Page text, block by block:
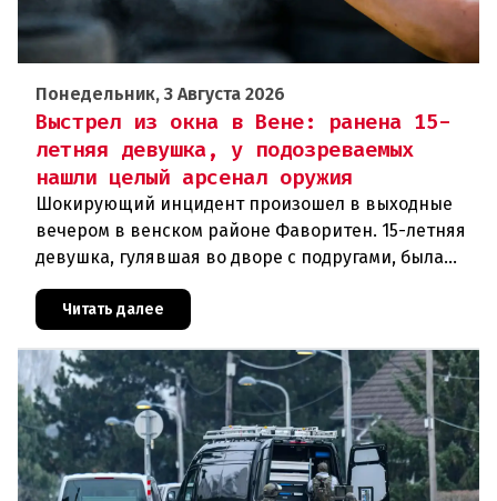
Понедельник, 3 Августа 2026
Выстрел из окна в Вене: ранена 15-
летняя девушка, у подозреваемых
нашли целый арсенал оружия
Шокирующий инцидент произошел в выходные
вечером в венском районе Фаворитен. 15-летняя
девушка, гулявшая во дворе с подругами, была
ранена выстрелом из пневматического оружия.
Полиция задержала двух п
Читать далее